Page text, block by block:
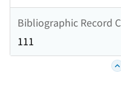
Bibliographic Record
111